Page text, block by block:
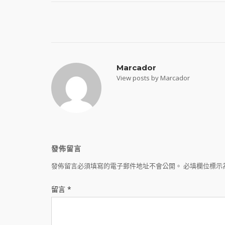
Marcador
View posts by Marcador
發佈留言
發佈留言必須填寫的電子郵件地址不會公開。 必填欄位標
留言 *